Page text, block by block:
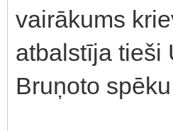
vairākums
atbalstīja tieši
Bruņoto